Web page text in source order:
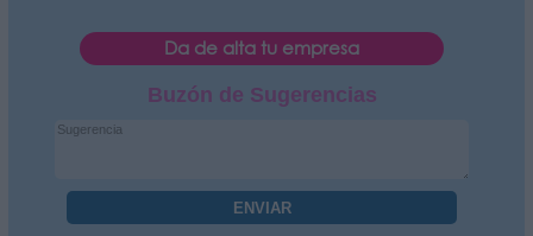
Da de alta tu empresa
Buzón de Sugerencias